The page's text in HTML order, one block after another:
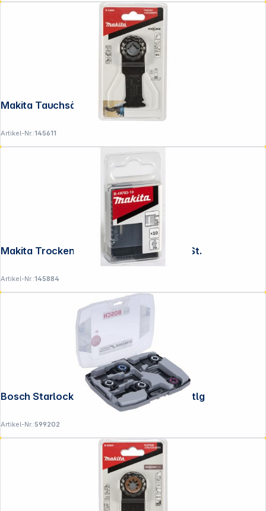
Makita Tauchsägebl.32mm TMA054
Artikel-Nr.:145611
Makita Trockenbausägebl Gipskar 1x 10 St.
Artikel-Nr.:145884
Bosch Starlock Set Best of Electrician 6 tlg
Artikel-Nr.:599202
Copyright © 2001 - 2026 DGH - Alle Rechte vorbehalten.